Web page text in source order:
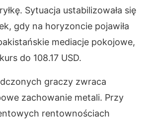
Sytuacja ustabilizowała się
gdy na horyzoncie pojawiła
mediacje pokojowe,
do 108.17 USD.
graczy zwraca
zachowanie metali. Przy
rentownościach